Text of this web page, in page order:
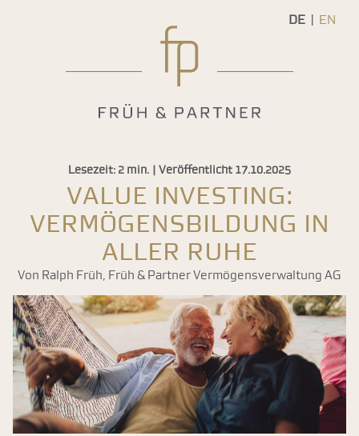
DE EN
Lesezeit: 2 min. | Veröffentlicht 17.10.2025
Value Investing:
Vermögensbildung in
aller Ruhe
Von Ralph Früh, Früh & Partner Vermögensverwaltung AG